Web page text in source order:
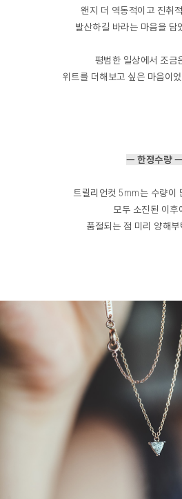
왠지 더 역동적이고 진취
발산하길 바라는 마음을 담
평범한 일상에서 조금
위트를 더해보고 싶은 마음이
ㅡ 한정수량 ㅡ
트릴리언컷 5mm는 수량이
모두 소진된 이후
품절되는 점 미리 양해부